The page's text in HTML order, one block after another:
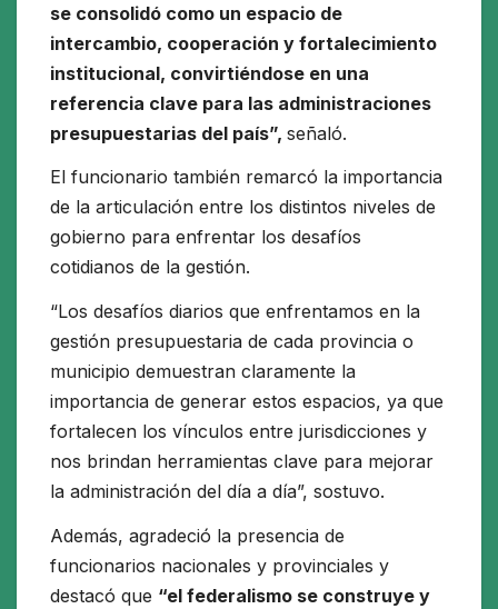
se consolidó como un espacio de
intercambio, cooperación y fortalecimiento
institucional, convirtiéndose en una
referencia clave para las administraciones
presupuestarias del país”, señaló.
El funcionario también remarcó la importancia
de la articulación entre los distintos niveles de
gobierno para enfrentar los desafíos
cotidianos de la gestión.
“Los desafíos diarios que enfrentamos en la
gestión presupuestaria de cada provincia o
municipio demuestran claramente la
importancia de generar estos espacios, ya que
fortalecen los vínculos entre jurisdicciones y
nos brindan herramientas clave para mejorar
la administración del día a día”, sostuvo.
Además, agradeció la presencia de
funcionarios nacionales y provinciales y
destacó que “el federalismo se construye y